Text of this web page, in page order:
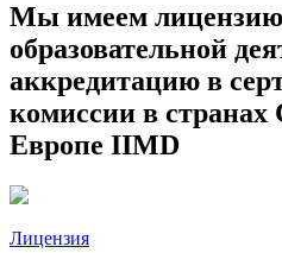
Мы имеем лицензию
образовательной
аккредитацию в
комиссии в
Европе IIMD
Лицензия